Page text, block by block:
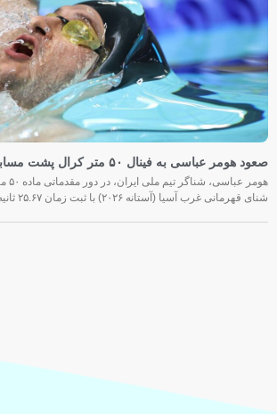
صعود هومر عباسی به فینال ۵۰ متر کرال پشت مسابقات غرب آسیا
هومر
شنای قهرمانی غرب آسیا (آستانه ۲۰۲۶) با ثبت زمان ۲۵.۶۷ ثانیه در جایگاه نخست قرار